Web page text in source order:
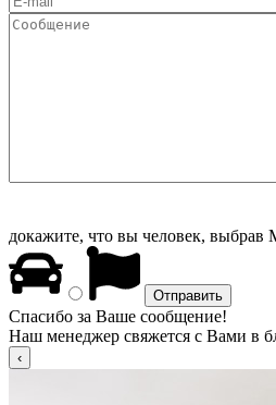
докажите, что вы человек, выбрав
Спасибо за Ваше сообщение!
Наш менеджер свяжется с Вами в